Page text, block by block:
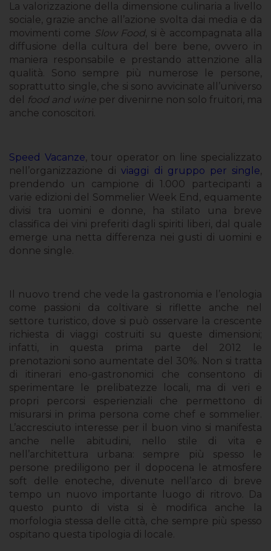
La valorizzazione della dimensione culinaria a livello
sociale, grazie anche all’azione svolta dai media e da
movimenti come Slow Food, si è accompagnata alla
diffusione della cultura del bere bene, ovvero in
maniera responsabile e prestando attenzione alla
qualità. Sono sempre più numerose le persone,
soprattutto single, che si sono avvicinate all’universo
del
food and wine per divenirne non solo fruitori, ma
anche conoscitori.
Speed Vacanze , tour operator on line specializzato
nell’organizzazione diviaggi di gruppo per single
prendendo un campione di 1.000 partecipanti a
varie edizioni del Sommelier Week End, equamente
divisi tra uomini e donne, ha stilato una breve
classifica dei vini preferiti dagli spiriti liberi, dal quale
emerge una netta differenza nei gusti di uomini e
donne single.
Il nuovo trend che vede la gastronomia e l’enologia
come passioni da coltivare si riflette anche nel
settore turistico, dove si può osservare la crescente
richiesta di viaggi costruiti su queste dimensioni;
infatti, in questa prima parte del 2012 le
prenotazioni sono aumentate del 30%. Non si tratta
di itinerari eno-gastronomici che consentono di
sperimentare le prelibatezze locali, ma di veri e
propri percorsi esperienziali che permettono di
misurarsi in prima persona come chef e sommelier.
L’accresciuto interesse per il buon vino si manifesta
anche nelle abitudini, nello stile di vita e
nell’architettura urbana: sempre più spesso le
persone prediligono per il dopocena le atmosfere
soft delle enoteche, divenute nell’arco di breve
tempo un nuovo importante luogo di ritrovo. Da
questo punto di vista si è modifica anche la
morfologia stessa delle città, che sempre più spesso
ospitano questa tipologia di locale.